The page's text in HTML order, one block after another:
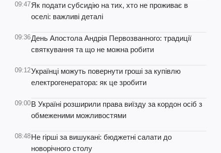
09:47Як подати субсидію на тих, хто не проживає в
оселі: важливі деталі
09:36День Апостола Андрія Первозванного: традиції
святкування та що не можна робити
09:12Українці можуть повернути гроші за купівлю
електрогенератора: як це зробити
09:00В Україні розширили права виїзду за кордон осіб з
обмеженими можливостями
08:48Не гірші за вишукані: бюджетні салати до
новорічного столу